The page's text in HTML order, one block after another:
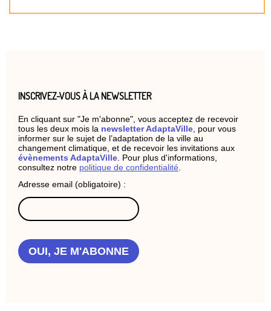
INSCRIVEZ-VOUS À LA NEWSLETTER
En cliquant sur "Je m'abonne", vous acceptez de recevoir
tous les deux mois la newsletter AdaptaVille , pour vous
informer sur le sujet de l’adaptation de la ville au
changement climatique, et de recevoir les invitations aux
évènements AdaptaVille . Pour plus d'informations,
consultez notre politique de confidentialité
Adresse email (obligatoire) :
OUI, JE M'ABONNE